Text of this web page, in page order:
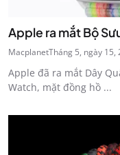
Apple ra mắt Bộ
MacplanetTháng 5, ngày 15,
Apple đã ra mắt Dây
Watch, mặt đồng hồ ...